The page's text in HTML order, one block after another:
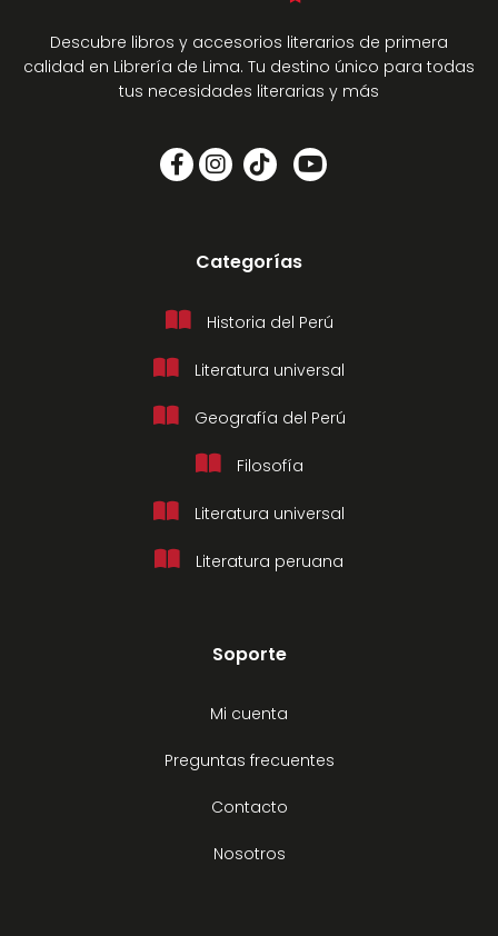
Descubre libros y accesorios literarios de primera
calidad en Librería de Lima. Tu destino único para todas
tus necesidades literarias y más
Categorías
Historia del Perú
Literatura universal
Geografía del Perú
Filosofía
Literatura universal
Literatura peruana
Soporte
Mi cuenta
Preguntas frecuentes
Contacto
Nosotros